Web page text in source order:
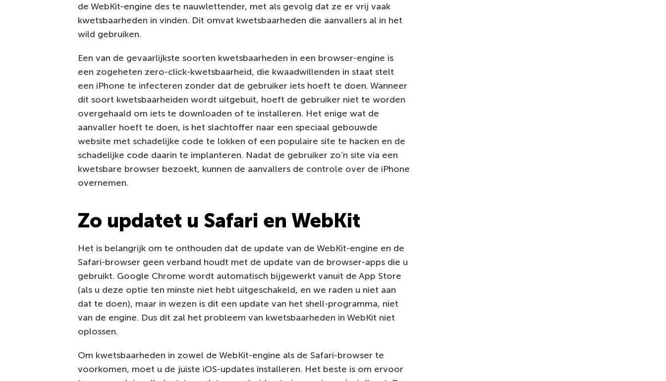
de WebKit-engine des te nauwlettender, met als gevolg dat ze er vrij vaak
kwetsbaarheden in vinden. Dit omvat kwetsbaarheden die aanvallers al in het
wild gebruiken.
Een van de gevaarlijkste soorten kwetsbaarheden in een browser-engine is
een zogeheten zero-click-kwetsbaarheid, die kwaadwillenden in staat stelt
een iPhone te infecteren zonder dat de gebruiker iets hoeft te doen. Wanneer
dit soort kwetsbaarheiden wordt uitgebuit, hoeft de gebruiker niet te worden
overgehaald om iets te downloaden of te installeren. Het enige wat de
aanvaller hoeft te doen, is het slachtoffer naar een speciaal gebouwde
website met schadelijke code te lokken of een populaire site te hacken en de
schadelijke code daarin te implanteren. Nadat de gebruiker zo’n site via een
kwetsbare browser bezoekt, kunnen de aanvallers de controle over de iPhone
overnemen.
Zo updatet u Safari en WebKit
Het is belangrijk om te onthouden dat de update van de WebKit-engine en de
Safari-browser geen verband houdt met de update van de browser-apps die u
gebruikt. Google Chrome wordt automatisch bijgewerkt vanuit de App Store
(als u deze optie ten minste niet hebt uitgeschakeld, en we raden u niet aan
dat te doen), maar in wezen is dit een update van het shell-programma, niet
van de engine. Dus dit zal het probleem van kwetsbaarheden in WebKit niet
oplossen.
Om kwetsbaarheden in zowel de WebKit-engine als de Safari-browser te
voorkomen, moet u de juiste iOS-updates installeren. Het beste is om ervoor